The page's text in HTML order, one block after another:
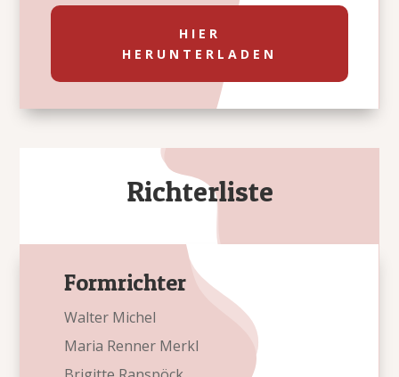
HIER
HERUNTERLADEN
Richterliste
Formrichter
Walter Michel
Maria Renner Merkl